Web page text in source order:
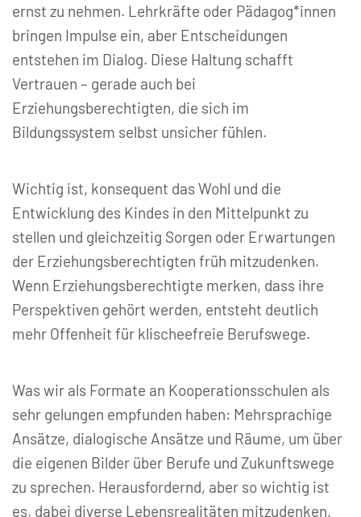
ernst zu nehmen. Lehrkräfte oder Pädagog*innen
bringen Impulse ein, aber Entscheidungen
entstehen im Dialog. Diese Haltung schafft
Vertrauen – gerade auch bei
Erziehungsberechtigten, die sich im
Bildungssystem selbst unsicher fühlen.
Wichtig ist, konsequent das Wohl und die
Entwicklung des Kindes in den Mittelpunkt zu
stellen und gleichzeitig Sorgen oder Erwartungen
der Erziehungsberechtigten früh mitzudenken.
Wenn Erziehungsberechtigte merken, dass ihre
Perspektiven gehört werden, entsteht deutlich
mehr Offenheit für klischeefreie Berufswege.
Was wir als Formate an Kooperationsschulen als
sehr gelungen empfunden haben: Mehrsprachige
Ansätze, dialogische Ansätze und Räume, um über
die eigenen Bilder über Berufe und Zukunftswege
zu sprechen. Herausfordernd, aber so wichtig ist
es, dabei diverse Lebensrealitäten mitzudenken,